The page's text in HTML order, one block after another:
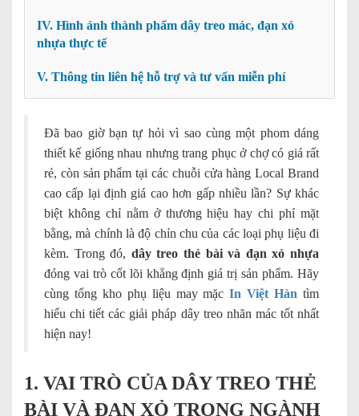
IV. Hình ảnh thành phẩm dây treo mác, đạn xỏ
nhựa thực tế
V. Thông tin liên hệ hỗ trợ và tư vấn miễn phí
Đã bao giờ bạn tự hỏi vì sao cùng một phom dáng
thiết kế giống nhau nhưng trang phục ở chợ có giá rất
rẻ, còn sản phẩm tại các chuỗi cửa hàng Local Brand
cao cấp lại định giá cao hơn gấp nhiều lần? Sự khác
biệt không chỉ nằm ở thương hiệu hay chi phí mặt
bằng, mà chính là độ chỉn chu của các loại phụ liệu đi
kèm. Trong đó, dây treo thẻ bài và đạn xỏ nhựa
đóng vai trò cốt lõi khẳng định giá trị sản phẩm. Hãy
cùng tổng kho phụ liệu may mặcIn Việt Hàn tìm
hiểu chi tiết các giải pháp dây treo nhãn mác tốt nhất
hiện nay!
1. VAI TRÒ CỦA DÂY TREO THẺ
BÀI VÀ ĐẠN XỎ TRONG NGÀNH